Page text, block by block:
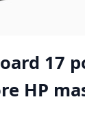
di17
HP